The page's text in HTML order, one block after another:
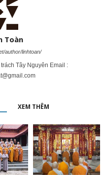
Toàn
author/linhtoan/
Tây Nguyên Email :
XEM THÊM